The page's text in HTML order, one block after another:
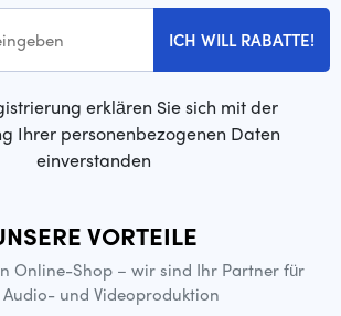
ICH WILL RABATTE!
erklären Sie sich mit der
Ihrer personenbezogenen Daten
einverstanden
VORTEILE
Online-Shop – wir sind Ihr Partner für
Audio- und Videoproduktion